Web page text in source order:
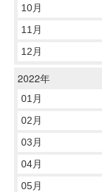
10月
11月
12月
2022年
01月
02月
03月
04月
05月